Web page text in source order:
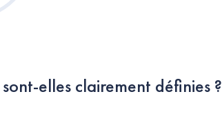
elles clairement définies ?